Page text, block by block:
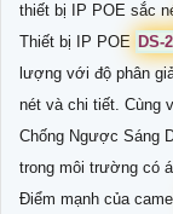
thiết bị IP POE sắc
Thiết bị IP POE DS-
lượng với độ phân
nét và chi tiết. Cùng
Chống Ngược Sáng
trong môi trường có
Điểm mạnh của